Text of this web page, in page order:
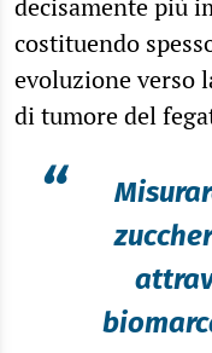
costituendo
evoluzione verso
di tumore del
“